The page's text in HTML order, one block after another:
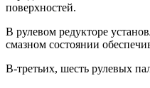
поверхностей.
В рулевом редукторе
смазном состоянии
В-третьих, шесть рулевых